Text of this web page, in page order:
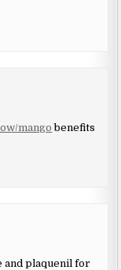
mango benefits
and plaquenil for